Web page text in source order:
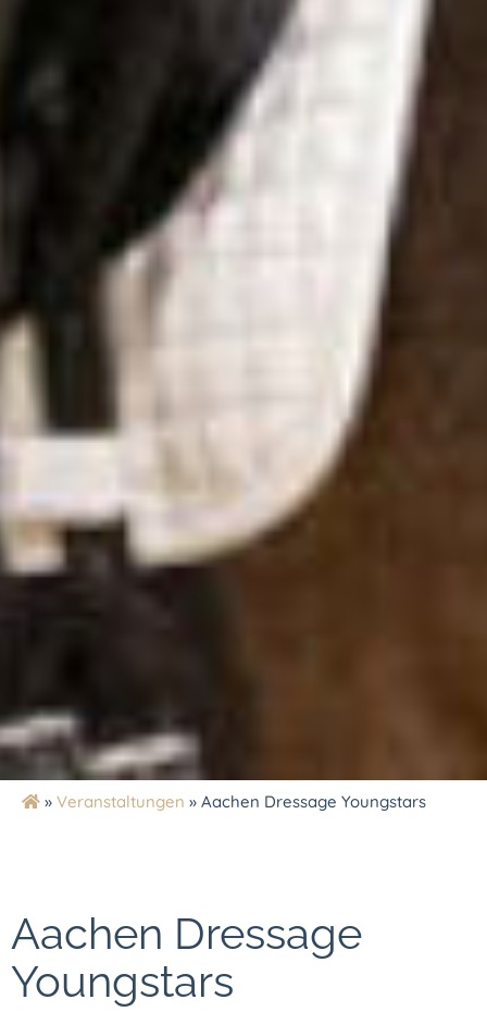
» Veranstaltungen » Aachen Dressage Youngstars
Aachen Dressage
Youngstars